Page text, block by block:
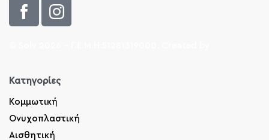
Κατηγορίες
Κομμωτική
Ονυχοπλαστική
Αισθητική